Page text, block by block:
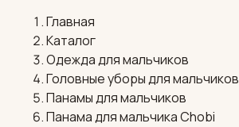
Главная
Каталог
Одежда для мальчиков
Головные уборы для мальчиков
Панамы для мальчиков
Панама для мальчика Chobi